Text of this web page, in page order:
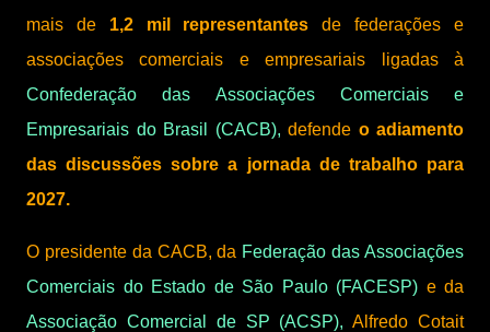
mais de1,2 mil representantes de federações e
associações comerciais e empresariais ligadas à
Confederação das Associações Comerciais e
Empresariais do Brasil (CACB), defende o adiamento
das discussões sobre a jornada de trabalho para
2027.
O presidente da CACB, da Federação das Associações
Comerciais do Estado de São Paulo (FACESP) e da
Associação Comercial de SP (ACSP),Alfredo Cotait